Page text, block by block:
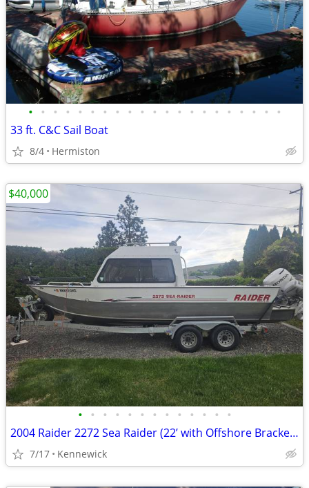
• • • • • • • • • • • • • • • • • • • • •
33 ft. C&C Sail Boat
8/4 Hermiston
• • • • • • • • • • • • •
2004 Raider 2272 Sea Raider (22’ with Offshore Bracket) price reduced
7/17 Kennewick
$40,000